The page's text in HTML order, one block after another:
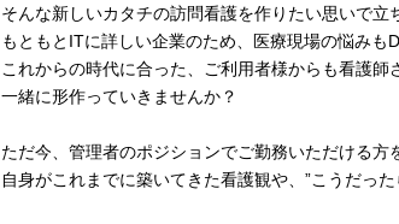
そんな新しいカタチの訪問看護を作りたい思いで立
もともとITに詳しい企業のため、医療現場の悩みも
これからの時代に合った、ご利用者様からも看護
一緒に形作っていきませんか？
ただ今、管理者のポジションでご勤務いただける方
自身がこれまでに築いてきた看護観や、”こうだっ